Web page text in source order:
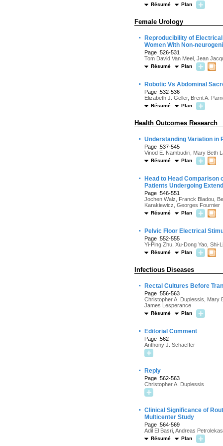
Résumé Plan
Female Urology
·
Reproducibility of
Women With Non-
Page :526-531
Tom David Van Meel, Jean
Résumé Plan
· Robotic Vs Abdominal
Page :532-536
Elizabeth J. Geller, Brent A.
Résumé Plan
Health Outcomes Research
· Understanding Variation in
Page :537-545
Vinod E. Nambudiri, Mary Beth
Résumé Plan
·
Head to Head
Patients Undergoing
Page :546-551
Jochen Walz, Franck Bladou,
Karakiewicz, Georges Fournier
Résumé Plan
· Pelvic Floor Electrical
Page :552-555
Yi-Ping Zhu, Xu-Dong Yao, Shi-
Résumé Plan
Infectious Diseases
· Rectal Cultures Before
Page :556-563
Christopher A. Duplessis, Mary
James Lesperance
Résumé Plan
· Editorial Comment
Page :562
Anthony J. Schaeffer
· Reply
Page :562-563
Christopher A. Duplessis
· Clinical Significance of
Multicenter Study
Page :564-569
Adil El Basri, Andreas
Résumé Plan